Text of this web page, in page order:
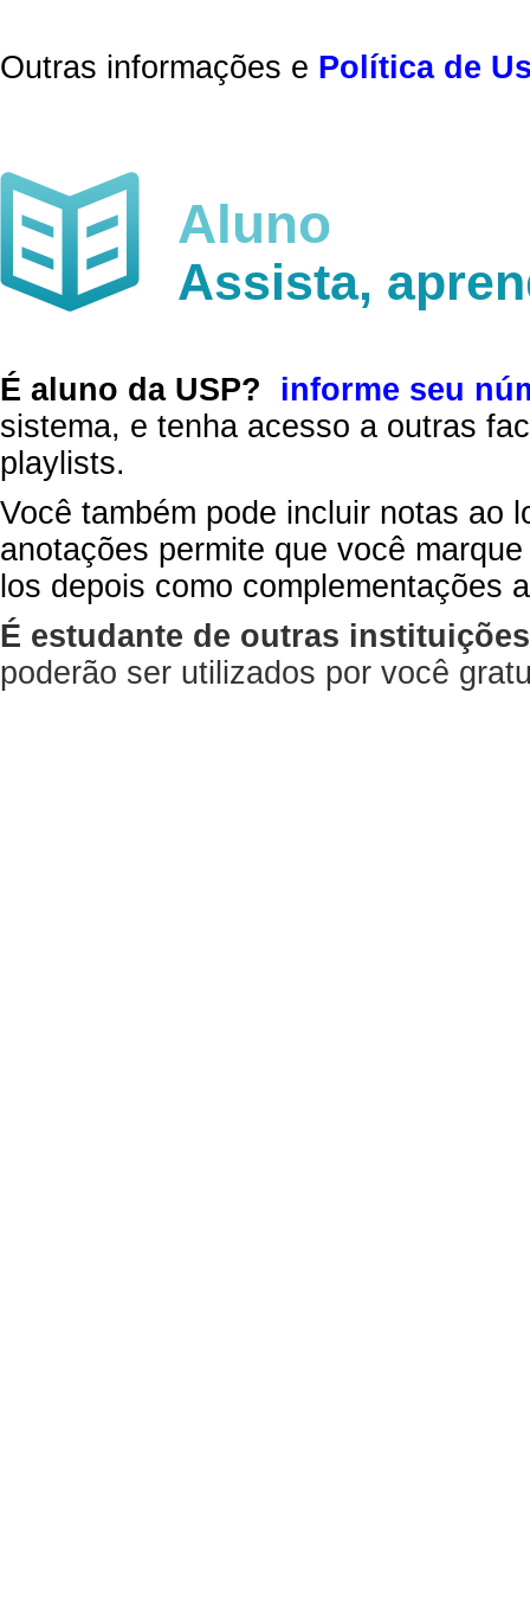
Outras informações e Política de
Aluno
Assista,
É aluno da USP?
informe seu
sistema, e tenha acesso a outras
playlists.
Você também pode incluir notas ao
anotações permite que você
los depois como complementações
É estudante de outras
poderão ser utilizados por você